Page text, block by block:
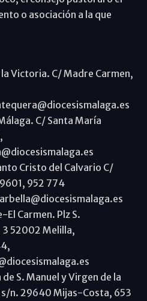
o asociación a la que
Victoria. C/ Madre Carmen,
C/ Santa María
Cristo del Calvario C/
952 774
El Carmen. Plz S.
3 52002 Melilla,
S. Manuel y Virgen de la
s/n. 29640 Mijas-Costa, 653